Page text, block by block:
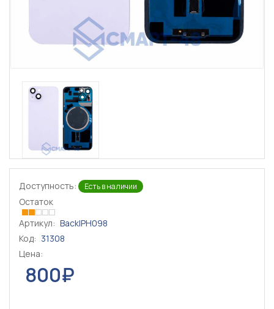
Доступность: Есть в наличии
Остаток
Артикул: BackIPH098
Код: 31308
Цена:
800₽